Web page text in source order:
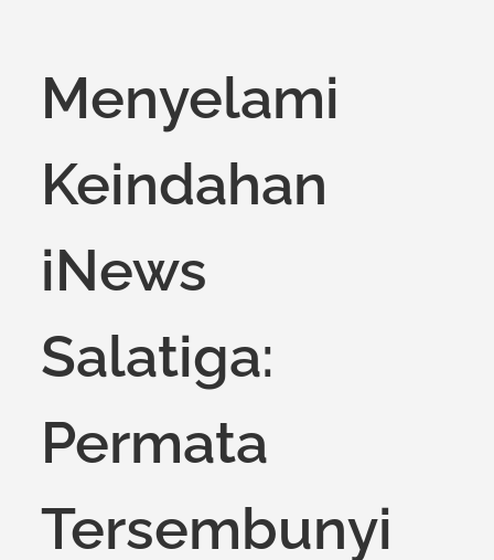
Menyelami
Keindahan
iNews
Salatiga:
Permata
Tersembunyi